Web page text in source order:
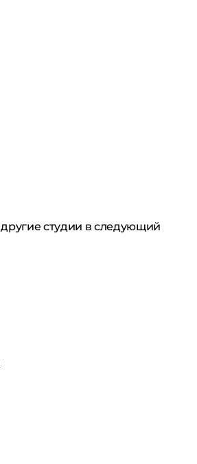
студии в следующий